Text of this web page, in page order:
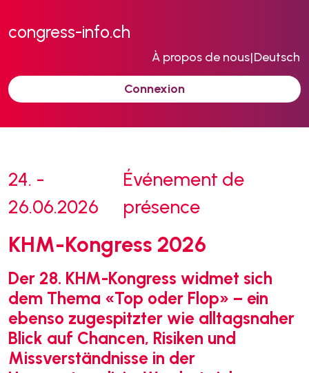
congress-info.ch
À propos de nous|Deutsch
Connexion
24. -
26.06.2026
Événement de
présence
KHM-Kongress 2026
Der 28. KHM-Kongress widmet sich
dem Thema «Top oder Flop» – ein
ebenso zugespitzter wie alltagsnaher
Blick auf Chancen, Risiken und
Missverständnisse in der